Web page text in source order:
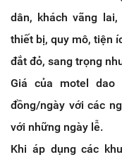
dân, khách vãng
thiết bị, quy mô, tiện
đắt đỏ, sang trọng
Giá của motel dao
đồng/ngày với các
với những ngày lễ.
Khi áp dụng các